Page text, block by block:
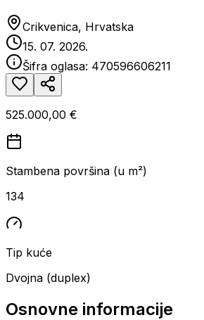
Crikvenica, Hrvatska
15. 07. 2026.
Šifra oglasa: 470596606211
525.000,00 €
Stambena površina (u m²)
134
Tip kuće
Dvojna (duplex)
Osnovne informacije